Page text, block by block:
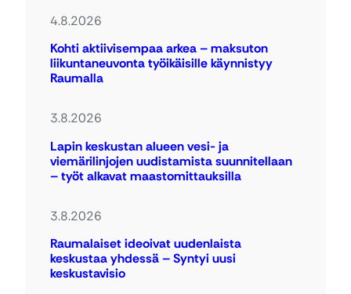
4.8.2026
Kohti aktiivisempaa arkea – maksuton
liikuntaneuvonta työikäisille käynnistyy
Raumalla
3.8.2026
Lapin keskustan alueen vesi- ja
viemärilinjojen uudistamista suunnitellaan
– työt alkavat maastomittauksilla
3.8.2026
Raumalaiset ideoivat uudenlaista
keskustaa yhdessä – Syntyi uusi
keskustavisio